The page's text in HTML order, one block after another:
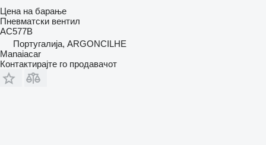
Цена на барање
Пневматски вентил
AC577B
Португалија, ARGONCILHE
Manaiacar
Контактирајте го продавачот